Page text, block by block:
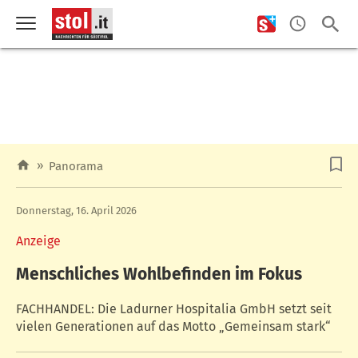
» Panorama
Anzeige
Donnerstag, 16. April 2026
Menschliches Wohlbefinden im Fokus
FACHHANDEL: Die Ladurner Hospitalia GmbH setzt seit
vielen Generationen auf das Motto „Gemeinsam stark“